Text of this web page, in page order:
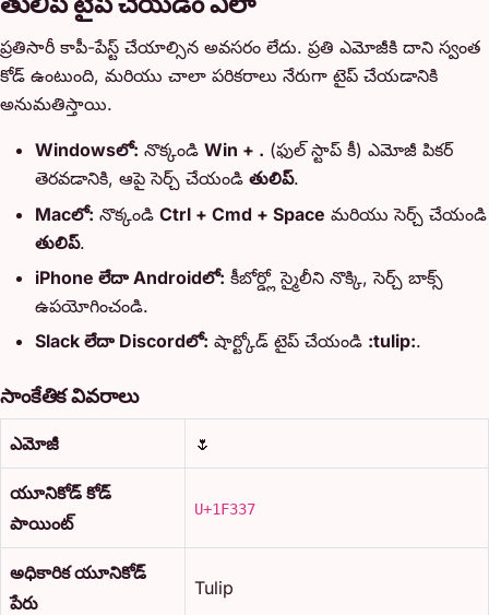
ప్రతిసారీ కాపీ-పేస్ట్ చేయాల్సిన అవసరం లేదు. ప్రతి ఎమోజీకి దాని స్వంత
కోడ్ ఉంటుంది, మరియు చాలా పరికరాలు నేరుగా టైప్ చేయడానికి
అనుమతిస్తాయి.
Windowsలో: నొక్కండి Win + . (ఫుల్ స్టాప్ కీ) ఎమోజీ పికర్
తెరవడానికి, ఆపై సెర్చ్ చేయండి తులిప్.
Macలో: నొక్కండి Ctrl + Cmd + Space మరియు సెర్చ్ చేయండి
తులిప్.
iPhone లేదా Androidలో: కీబోర్డ్లో స్మైలీని నొక్కి, సెర్చ్ బాక్స్
ఉపయోగించండి.
Slack లేదా Discordలో: షార్ట్కోడ్ టైప్ చేయండి :tulip:.
సాంకేతిక వివరాలు
ఎమోజీ 🌷
యూనికోడ్ కోడ్
పాయింట్
U+1F337
అధికారిక యూనికోడ్
పేరు
Tulip